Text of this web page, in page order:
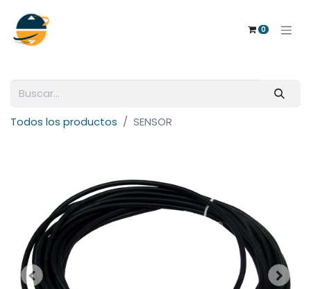
0
Todos los productos SENSOR